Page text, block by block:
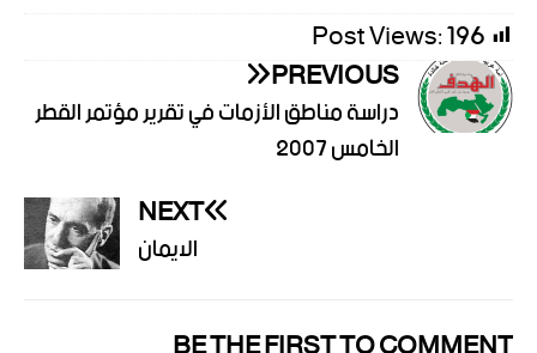
Post Views:196
PREVIOUS
دراسة مناطق الأزمات في تقرير مؤتمر القطر
الخامس 2007
NEXT
الايمان